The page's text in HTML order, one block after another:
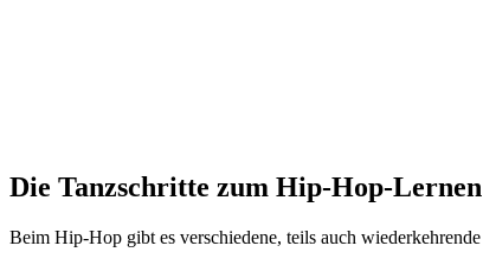
Die Tanzschritte zum Hip-Hop-Lernen
Beim Hip-Hop gibt es verschiedene, teils auch